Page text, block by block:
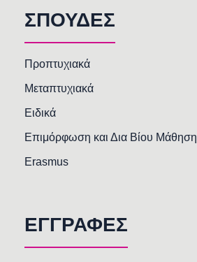
ΣΠΟΥΔΕΣ
Προπτυχιακά
Μεταπτυχιακά
Ειδικά
Επιμόρφωση και Δια Βίου Μάθηση
Erasmus
ΕΓΓΡΑΦΕΣ